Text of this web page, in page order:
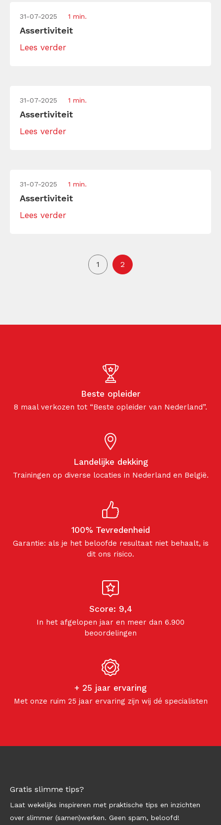
31-07-2025 1 min.
Assertiviteit
Lees verder
31-07-2025 1 min.
Assertiviteit
Lees verder
31-07-2025 1 min.
Assertiviteit
Lees verder
1 2
Beste opleider
8 maal verkozen tot “Beste opleider van Nederland”.
Landelijke dekking
Trainingen op diverse locaties in Nederland en België.
100% Tevredenheid
Garantie: als je het beloofde resultaat niet behaalt, is
dit ons risico.
Score: 9,4
In het afgelopen jaar en meer dan 6.900
beoordelingen
+ 25 jaar ervaring
Met onze ruim 25 jaar ervaring zijn wij dé specialisten
Gratis slimme tips?
Laat wekelijks inspireren met praktische tips en inzichten
over slimmer (samen)werken. Geen spam, beloofd!